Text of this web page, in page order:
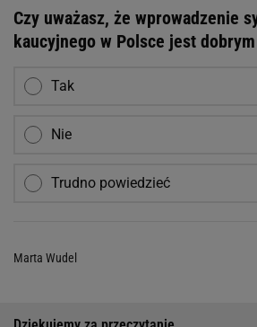
Czy uważasz, że wprowadzenie
kaucyjnego w Polsce jest dobrym
Tak
Nie
Trudno powiedzieć
Marta Wudel